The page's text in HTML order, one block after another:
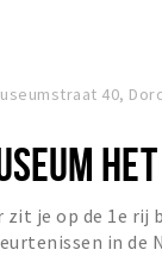
40,
zit je op de 1e rij
in de